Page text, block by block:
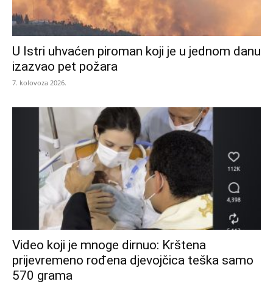
U Istri uhvaćen piroman koji je u jednom danu
izazvao pet požara
7. kolovoza 2026.
Video koji je mnoge dirnuo: Krštena
prijevremeno rođena djevojčica teška samo
570 grama